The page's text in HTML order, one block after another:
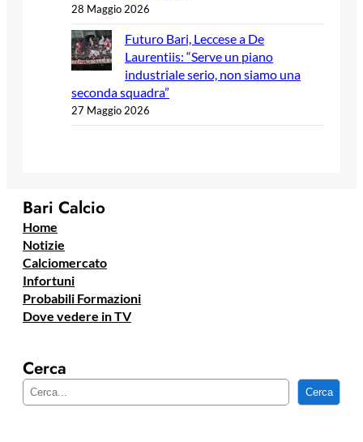
28 Maggio 2026
Futuro Bari, Leccese a De
Laurentiis: “Serve un piano
industriale serio, non siamo una
seconda squadra”
27 Maggio 2026
Bari Calcio
Home
Notizie
Calciomercato
Infortuni
Probabili Formazioni
Dove vedere in TV
Cerca
e
Cerca